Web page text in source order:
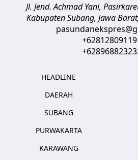
Jl. Jend. Achmad Yani,
Kabupaten Subang, Jawa Barat
HEADLINE
DAERAH
SUBANG
PURWAKARTA
KARAWANG